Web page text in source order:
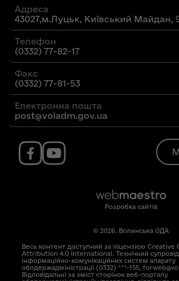
Адреса
43027,м.Луцьк, Київський Майдан,
Телефон
(0332) 77-82-17
Факс
(0332) 77-81-53
Електронна пошта
post@voladm.gov.ua
Розробка сайтів
© 2026. Волинська ОДА
Весь контент доступний за ліцензією Creative
Attribution 4.0 International. Технічний супровід:
інформаційно-комунікаційних систем апарату
облдержадміністрації (0332) ***-155,
Відповідальні за зміст сторінок веб-порталу